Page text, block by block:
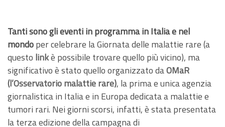
Tanti sono gli eventi in programma in Italia e nel
mondoper celebrare la Giornata delle malattie rare (a
questo linkè possibile trovare quello più vicino), ma
significativo è stato quello organizzato daOMaR
(l’Osservatorio malattie rare), la prima e unica agenzia
giornalistica in Italia e in Europa dedicata a malattie e
tumori rari. Nei giorni scorsi, infatti, è stata presentata
la terza edizione della campagna di